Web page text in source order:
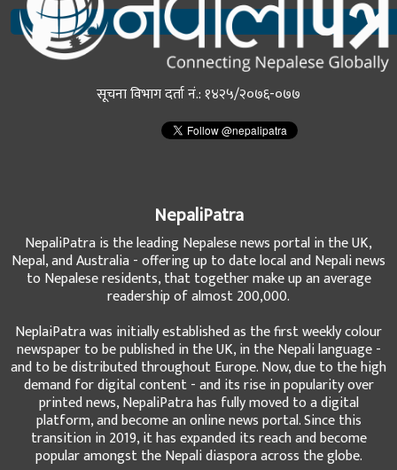
सूचना विभाग दर्ता नं.: १४२५/२०७६-०७७
NepaliPatra
NepaliPatra is the leading Nepalese news portal in the UK,
Nepal, and Australia - offering up to date local and Nepali news
to Nepalese residents, that together make up an average
readership of almost 200,000.
NeplaiPatra was initially established as the first weekly colour
newspaper to be published in the UK, in the Nepali language -
and to be distributed throughout Europe. Now, due to the high
demand for digital content - and its rise in popularity over
printed news, NepaliPatra has fully moved to a digital
platform, and become an online news portal. Since this
transition in 2019, it has expanded its reach and become
popular amongst the Nepali diaspora across the globe.